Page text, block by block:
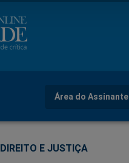
Área do Assinante
DIREITO E JUSTIÇA